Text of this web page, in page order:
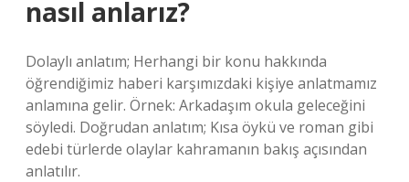
nasıl anlarız?
Dolaylı anlatım; Herhangi bir konu hakkında
öğrendiğimiz haberi karşımızdaki kişiye anlatmamız
anlamına gelir. Örnek: Arkadaşım okula geleceğini
söyledi. Doğrudan anlatım; Kısa öykü ve roman gibi
edebi türlerde olaylar kahramanın bakış açısından
anlatılır.